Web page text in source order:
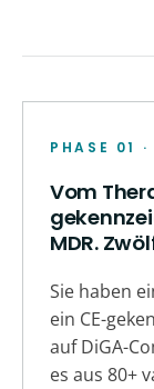
PHASE 01 ·
Vom
MDR.
Sie haben
ein CE-
auf DiGA-
es aus 80+